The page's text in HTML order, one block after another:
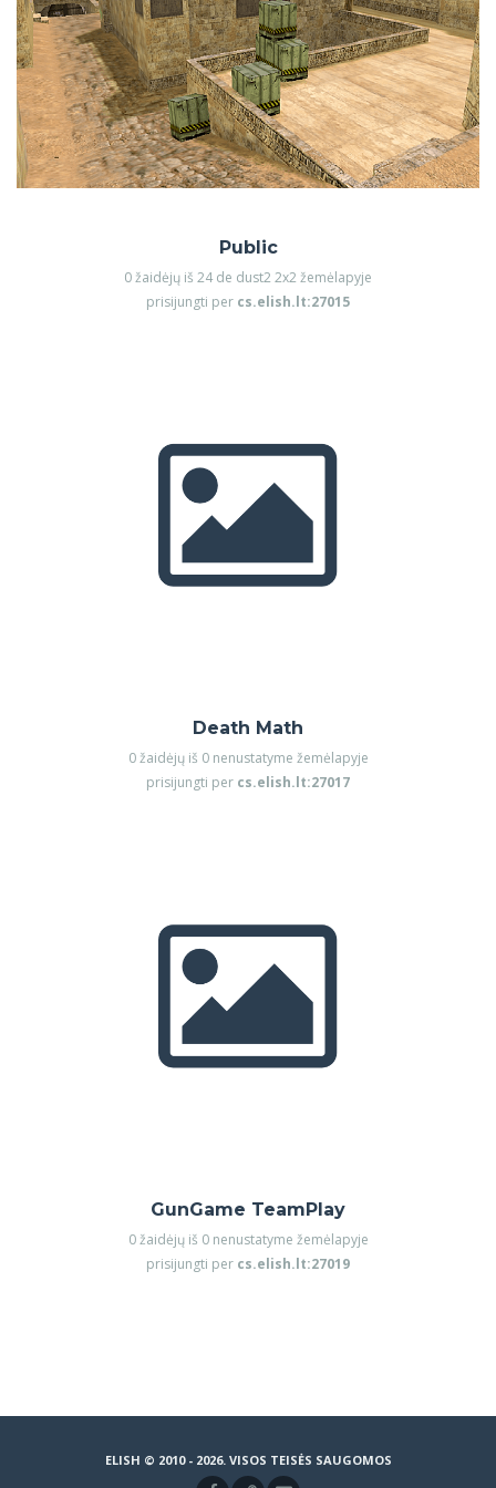
Public
0 žaidėjų iš 24 de dust2 2x2 žemėlapyje
prisijungti per cs.elish.lt:27015
Death Math
0 žaidėjų iš 0 nenustatyme žemėlapyje
prisijungti per cs.elish.lt:27017
GunGame TeamPlay
0 žaidėjų iš 0 nenustatyme žemėlapyje
prisijungti per cs.elish.lt:27019
ELISH © 2010 - 2026. VISOS TEISĖS SAUGOMOS